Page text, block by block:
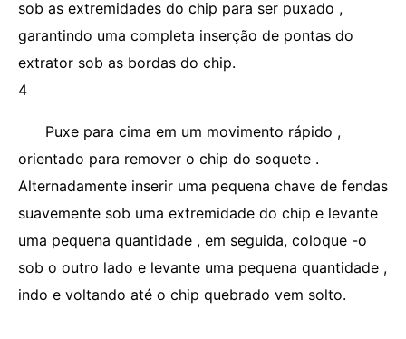
sob as extremidades do chip para ser puxado ,
garantindo uma completa inserção de pontas do
extrator sob as bordas do chip.
4
Puxe para cima em um movimento rápido ,
orientado para remover o chip do soquete .
Alternadamente inserir uma pequena chave de fendas
suavemente sob uma extremidade do chip e levante
uma pequena quantidade , em seguida, coloque -o
sob o outro lado e levante uma pequena quantidade ,
indo e voltando até o chip quebrado vem solto.